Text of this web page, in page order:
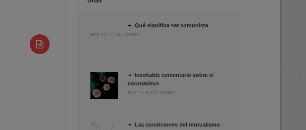
Qué significa ser comunista
MAY 10 • 11607 VIEWS
Inevitable comentario sobre el
coronavirus
MAY 1 • 87102 VIEWS
Las condiciones del mutualismo